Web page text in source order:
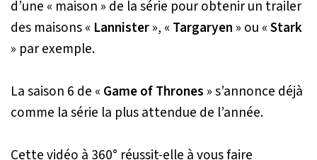
d’une « maison » de la série pour obtenir un trailer
des maisons « Lannister», « Targaryen » ou «Stark
» par exemple.
La saison 6 de « Game of Thrones » s’annonce déjà
comme la série la plus attendue de l’année.
Cette vidéo à 360° réussit-elle à vous faire